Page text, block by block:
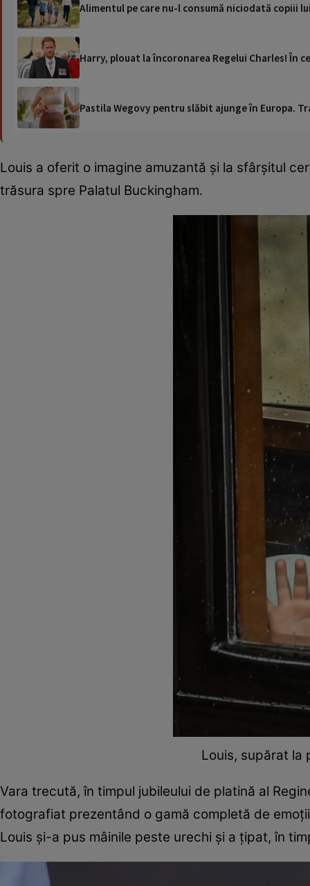
Alimentul pe care nu-l consumă niciodată copiii
Harry, plouat la încoronarea Regelui Charles! În
Pastila Wegovy pentru slăbit ajunge în Europa.
Louis a oferit o imagine amuzantă și la sfârșitul
trăsura spre Palatul Buckingham.
Louis, supărat la
Vara trecută, în timpul jubileului de platină al
fotografiat prezentând o gamă completă de
Louis și-a pus mâinile peste urechi și a țipat, în